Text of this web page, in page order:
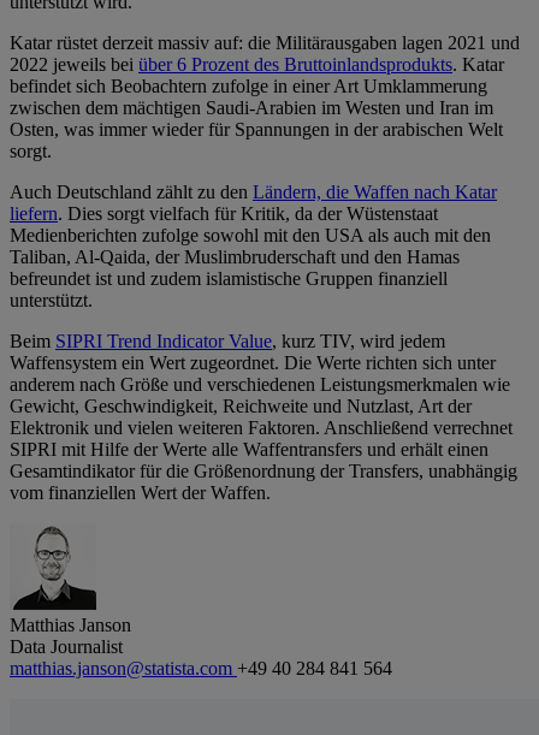
Katar rüstet derzeit massiv auf: die Militärausgaben lagen 2021 und
2022 jeweils bei über 6 Prozent des Bruttoinlandsprodukts. Katar
befindet sich Beobachtern zufolge in einer Art Umklammerung
zwischen dem mächtigen Saudi-Arabien im Westen und Iran im
Osten, was immer wieder für Spannungen in der arabischen Welt
sorgt.
Auch Deutschland zählt zu den Ländern, die Waffen nach Katar
liefern. Dies sorgt vielfach für Kritik, da der Wüstenstaat
Medienberichten zufolge sowohl mit den USA als auch mit den
Taliban, Al-Qaida, der Muslimbruderschaft und den Hamas
befreundet ist und zudem islamistische Gruppen finanziell
unterstützt.
Beim SIPRI Trend Indicator Value, kurz TIV, wird jedem
Waffensystem ein Wert zugeordnet. Die Werte richten sich unter
anderem nach Größe und verschiedenen Leistungsmerkmalen wie
Gewicht, Geschwindigkeit, Reichweite und Nutzlast, Art der
Elektronik und vielen weiteren Faktoren. Anschließend verrechnet
SIPRI mit Hilfe der Werte alle Waffentransfers und erhält einen
Gesamtindikator für die Größenordnung der Transfers, unabhängig
vom finanziellen Wert der Waffen.
Matthias Janson
Data Journalist
matthias.janson@statista.com +49 40 284 841 564